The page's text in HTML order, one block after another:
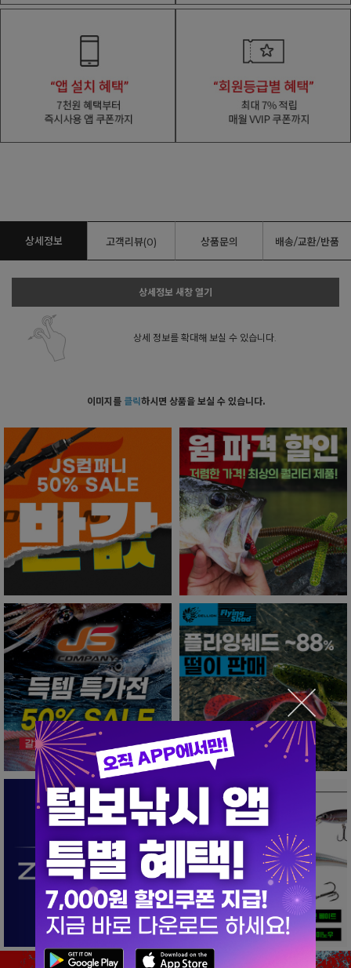
상세정보 고객리뷰(0) 상품문의 배송/교환/반품
상세정보 새창 열기
상세 정보를 확대해 보실 수 있습니다.
이미지를 클릭하시면 상품을 보실 수 있습니다.